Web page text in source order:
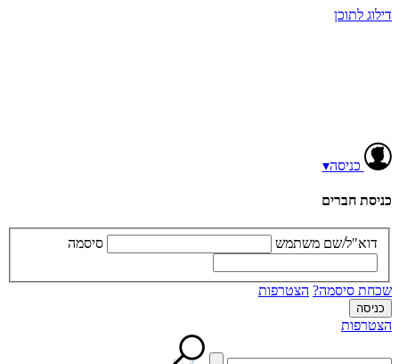
דילוג לתוכן
כניסה▾
כניסת חברים
דוא"ל/שם משתמש סיסמה
שכחת סיסמה? הצטרפות
הצטרפות